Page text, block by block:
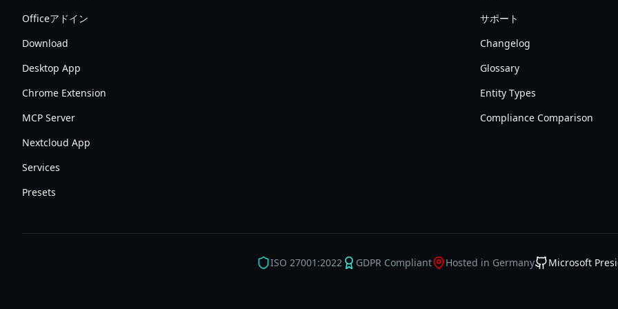
Officeアドイン
Download
Desktop App
Chrome Extension
MCP Server
Nextcloud App
Services
Presets
サポート
Changelog
Glossary
Entity Types
Compliance Comparison
ISO 27001:2022 GDPR Compliant Hosted in Germany Microsoft